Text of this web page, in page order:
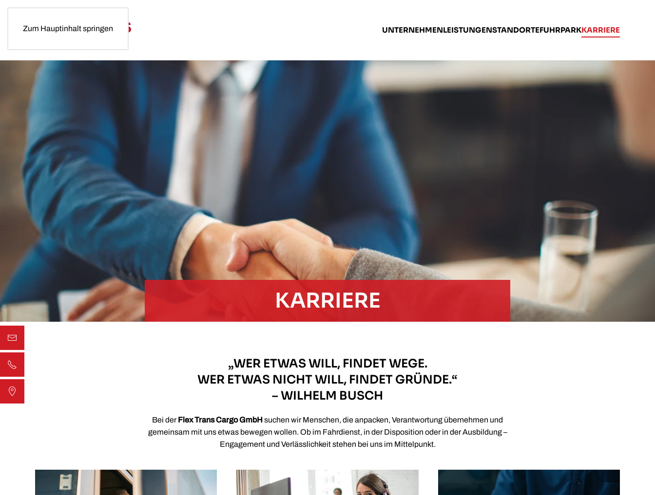
Zum Hauptinhalt springen UNTERNEHMENLEISTUNGENSTANDORTEFUHRPARKKARRIERE
KARRIERE
„WER ETWAS WILL, FINDET WEGE.
WER ETWAS NICHT WILL, FINDET GRÜNDE.“
– WILHELM BUSCH
Bei derFlex Trans Cargo GmbH suchen wir Menschen, die anpacken, Verantwortung übernehmen und
gemeinsam mit uns etwas bewegen wollen. Ob im Fahrdienst, in der Disposition oder in der Ausbildung –
Engagement und Verlässlichkeit stehen bei uns im Mittelpunkt.